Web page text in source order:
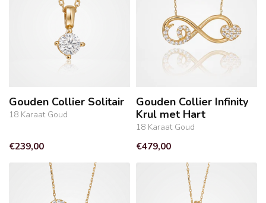
Gouden Collier Solitair
18 Karaat Goud
€239,00
Gouden Collier Infinity
Krul met Hart
18 Karaat Goud
€479,00